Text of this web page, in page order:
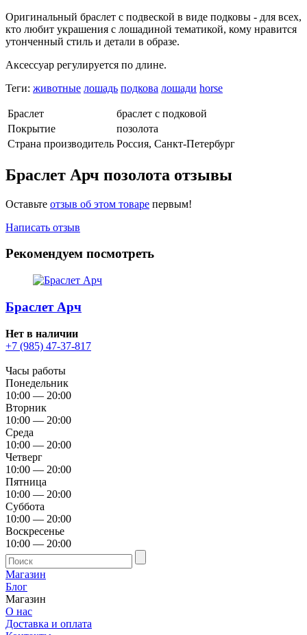
Оригинальный браслет с подвеской в виде подковы - для всех,
кто любит украшения с лошадиной тематикой, кому нравится
утонченный стиль и детали в образе.
Аксессуар регулируется по длине.
Теги: животные лошадь подкова лошади horse
Браслет
браслет с подковой
Покрытие
позолота
Страна производитель Россия, Санкт-Петербург
Браслет Арч позолота отзывы
Оставьте отзыв об этом товаре первым!
Написать отзыв
Рекомендуем посмотреть
Браслет Арч
Нет в наличии
+7 (985) 47-37-817
Часы работы
Понедельник
10:00 — 20:00
Вторник
10:00 — 20:00
Среда
10:00 — 20:00
Четверг
10:00 — 20:00
Пятница
10:00 — 20:00
Суббота
10:00 — 20:00
Воскресенье
10:00 — 20:00
Магазин
Блог
Магазин
О нас
Доставка и оплата